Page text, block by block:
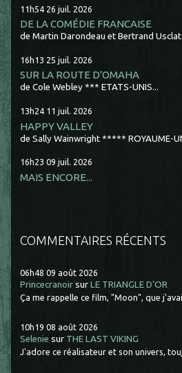
11h54 26 juil. 2026
DE LA COMÉDIE FRANCAISE
de Martin Darondeau et Bertrand
16h13 25 juil. 2026
SUR LA ROUTE D'OMAHA
de Cole Webley *** ETATS-UNIS...
13h24 11 juil. 2026
HAPPY VALLEY
de Sally Wainwright ***** ROYAUME-
16h23 09 juil. 2026
MAIS ENCORE...
COMMENTAIRES RÉCENTS
06h48 09 août 2026
Princecranoir surLE TRIANGLE D'OR
Ça me rappelle ce film, "Moon", que
10h19 08 août 2026
Selenie sur THE LAST VIKING
J'adore ce réalisateur et son univers,